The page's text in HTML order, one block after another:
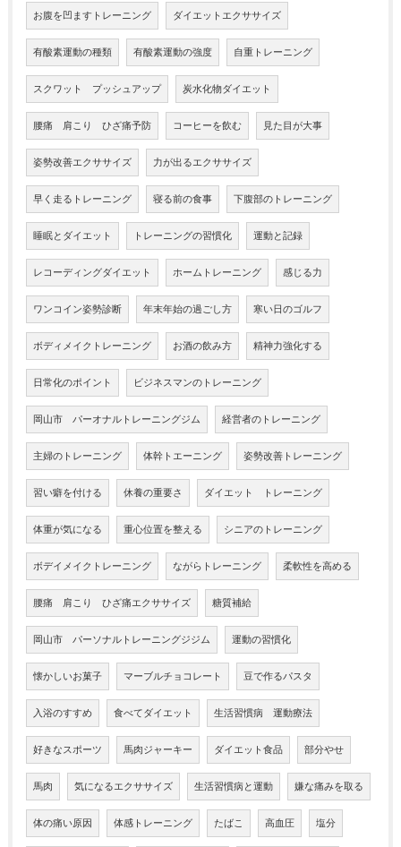
お腹を凹ますトレーニング ダイエットエクササイズ
有酸素運動の種類 有酸素運動の強度 自重トレーニング
スクワット プッシュアップ 炭水化物ダイエット
腰痛 肩こり ひざ痛予防 コーヒーを飲む 見た目が大事
姿勢改善エクササイズ 力が出るエクササイズ
早く走るトレーニング 寝る前の食事 下腹部のトレーニング
睡眠とダイエット トレーニングの習慣化 運動と記録
レコーディングダイエット ホームトレーニング 感じる力
ワンコイン姿勢診断 年末年始の過ごし方 寒い日のゴルフ
ボディメイクトレーニング お酒の飲み方 精神力強化する
日常化のポイント ビジネスマンのトレーニング
岡山市 パーオナルトレーニングジム 経営者のトレーニング
主婦のトレーニング 体幹トエーニング 姿勢改善トレーニング
習い癖を付ける 休養の重要さ ダイエット トレーニング
体重が気になる 重心位置を整える シニアのトレーニング
ボデイメイクトレーニング ながらトレーニング 柔軟性を高める
腰痛 肩こり ひざ痛エクササイズ 糖質補給
岡山市 パーソナルトレーニングジジム 運動の習慣化
懐かしいお菓子 マーブルチョコレート 豆で作るパスタ
入浴のすすめ 食べてダイエット 生活習慣病 運動療法
好きなスポーツ 馬肉ジャーキー ダイエット食品 部分やせ
馬肉 気になるエクササイズ 生活習慣病と運動 嫌な痛みを取る
体の痛い原因 体感トレーニング たばこ 高血圧 塩分